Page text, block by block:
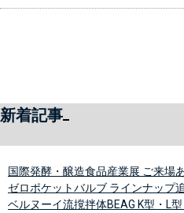
新着記事
国際発酵・醸造食品産業展 ご来場
ゼロポケットバルブ ラインナップ
ベルヌーイ流撹拌体BEAG K型・L